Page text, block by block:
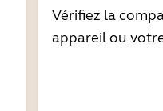
Vérifiez la
appareil ou